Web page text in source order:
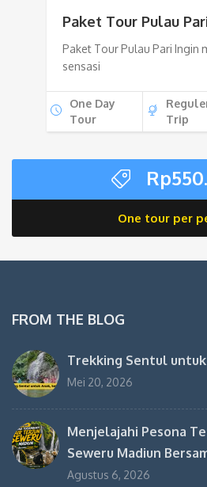
Paket Tour Pulau
Paket Tour Pulau Pari Ingin
sensasi
One Day
Tour
Trip
Rp
One tour per
FROM THE BLOG
Trekking Sentul untuk
Mei 20, 2026
Menjelajahi Pesona
Seweru Madiun
Agustus 6, 2026